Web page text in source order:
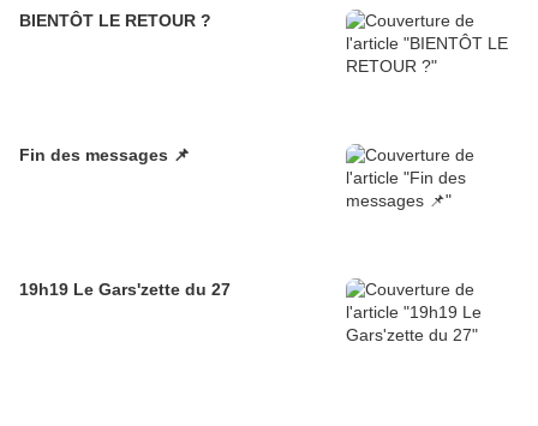
BIENTÔT LE RETOUR ?
Fin des messages 📌
19h19 Le Gars'zette du 27